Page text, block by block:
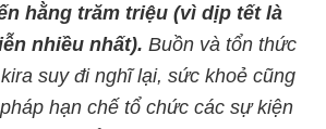
hằng trăm triệu (vì dịp tết là
nhiều nhất). Buồn và tổn thức
suy đi nghĩ lại, sức khoẻ cũng
hạn chế tổ chức các sự kiện